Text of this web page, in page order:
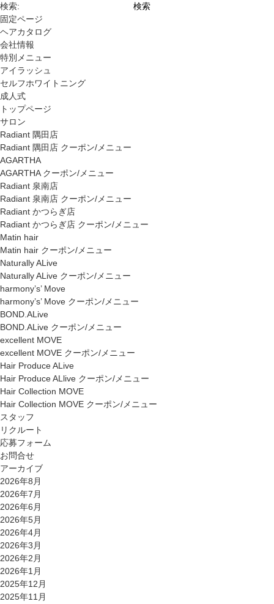
検索:
固定ページ
ヘアカタログ
会社情報
特別メニュー
アイラッシュ
セルフホワイトニング
成人式
トップページ
サロン
Radiant 隅田店
Radiant 隅田店 クーポン/メニュー
AGARTHA
AGARTHA クーポン/メニュー
Radiant 泉南店
Radiant 泉南店 クーポン/メニュー
Radiant かつらぎ店
Radiant かつらぎ店 クーポン/メニュー
Matin hair
Matin hair クーポン/メニュー
Naturally ALive
Naturally ALive クーポン/メニュー
harmony’s’ Move
harmony’s’ Move クーポン/メニュー
BOND.ALive
BOND.ALive クーポン/メニュー
excellent MOVE
excellent MOVE クーポン/メニュー
Hair Produce ALive
Hair Produce ALlive クーポン/メニュー
Hair Collection MOVE
Hair Collection MOVE クーポン/メニュー
スタッフ
リクルート
応募フォーム
お問合せ
アーカイブ
2026年8月
2026年7月
2026年6月
2026年5月
2026年4月
2026年3月
2026年2月
2026年1月
2025年12月
2025年11月